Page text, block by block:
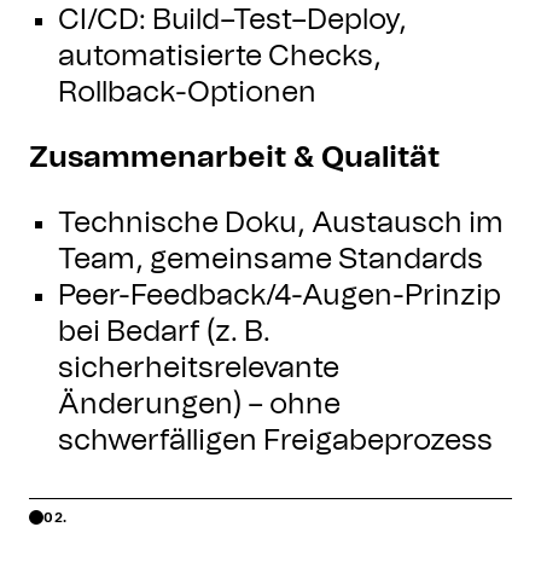
CI/CD: Build–Test–Deploy,
automatisierte Checks,
Rollback-Optionen
Zusammenarbeit & Qualität
Technische Doku, Austausch im
Team, gemeinsame Standards
Peer-Feedback/4-Augen-Prinzip
bei Bedarf (z. B.
sicherheitsrelevante
Änderungen) – ohne
schwerfälligen Freigabeprozess
02.